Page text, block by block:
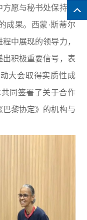
愿与秘书处保持紧
成果。西蒙·斯蒂尔
中展现的领导力，
积极重要信号，表
大会取得实质性成
同签署了关于合作
黎协定》的机构与